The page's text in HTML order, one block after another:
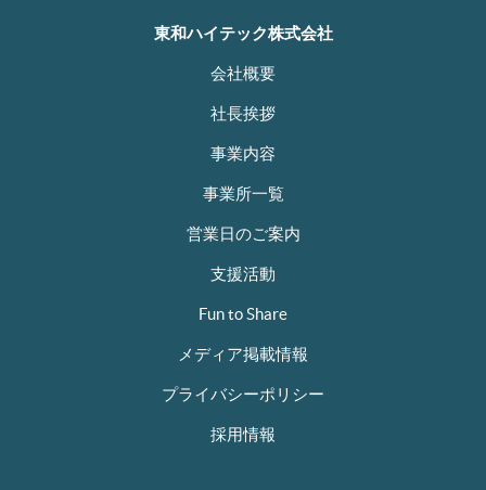
東和ハイテック株式会社
会社概要
社長挨拶
事業内容
事業所一覧
営業日のご案内
支援活動
Fun to Share
メディア掲載情報
プライバシーポリシー
採用情報